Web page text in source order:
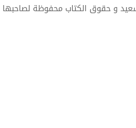
و حقوق الكتاب محفوظة لصاحبها